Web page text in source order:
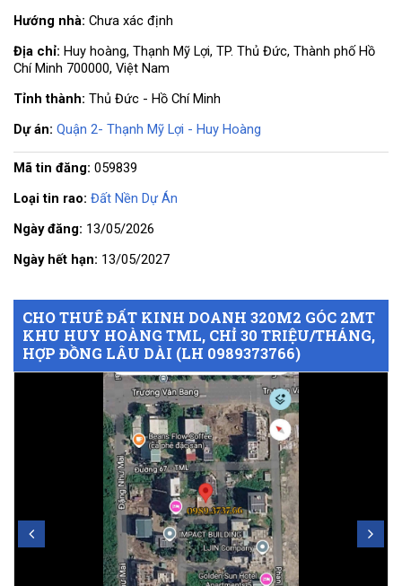
CHO THUÊ ĐẤT KINH DOANH 320M2 GÓC 2MT
KHU HUY HOÀNG TML, CHỈ 30 TRIỆU/THÁNG,
HỢP ĐỒNG LÂU DÀI (LH 0989373766)
Hướng nhà: Chưa xác định
Địa chỉ: Huy hoàng, Thạnh Mỹ Lợi, TP. Thủ Đức, Thành phố Hồ
Chí Minh 700000, Việt Nam
Tỉnh thành: Thủ Đức - Hồ Chí Minh
Dự án: Quận 2- Thạnh Mỹ Lợi - Huy Hoàng
Mã tin đăng: 059839
Loại tin rao: Đất Nền Dự Án
Ngày đăng: 13/05/2026
Ngày hết hạn: 13/05/2027